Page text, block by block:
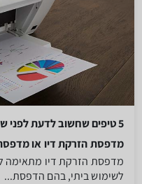
5 טיפים שחשוב לדעת לפני שקונים מדפסת
מדפסת הזרקת דיו או מדפסת
מדפסת הזרקת דיו מתאימה
לשימוש ביתי, בהם הדפסת...